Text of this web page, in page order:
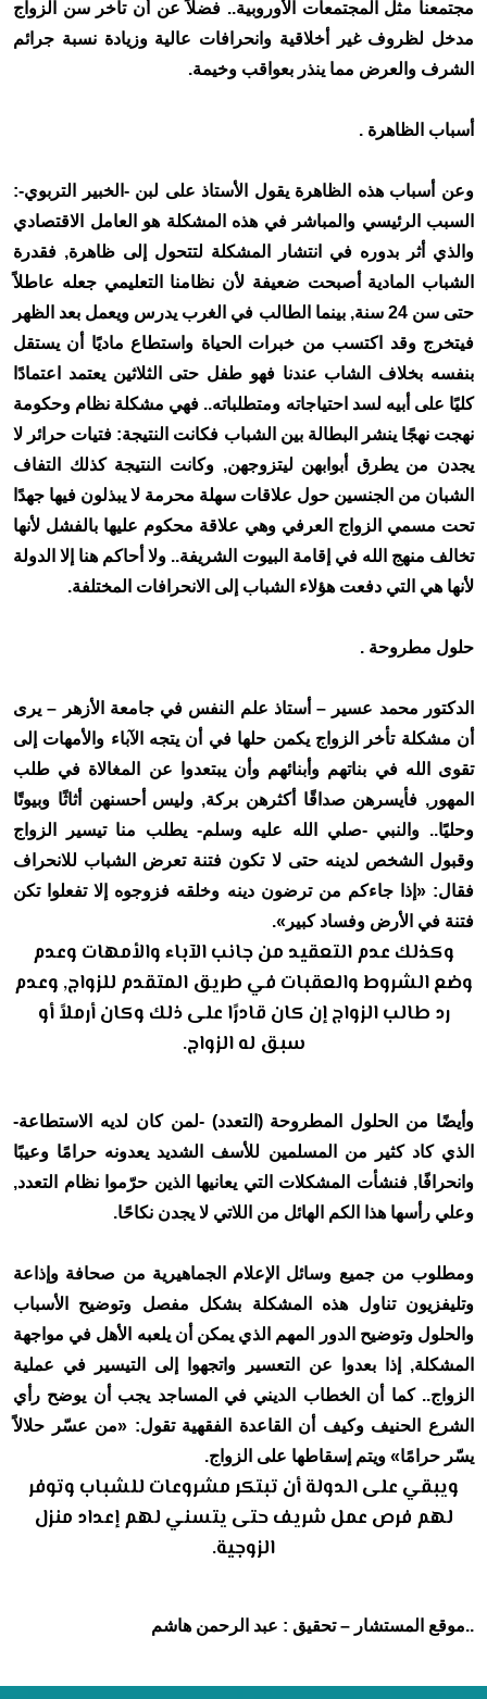
مجتمعنا مثل المجتمعات الأوروبية.. فضلاً عن أن تأخر سن الزواج
مدخل لظروف غير أخلاقية وانحرافات عالية وزيادة نسبة جرائم
الشرف والعرض مما ينذر بعواقب وخيمة.
أسباب الظاهرة .
وعن أسباب هذه الظاهرة يقول الأستاذ على لبن -الخبير التربوي-:
السبب الرئيسي والمباشر في هذه المشكلة هو العامل الاقتصادي
والذي أثر بدوره في انتشار المشكلة لتتحول إلى ظاهرة, فقدرة
الشباب المادية أصبحت ضعيفة لأن نظامنا التعليمي جعله عاطلاً
حتى سن 24 سنة, بينما الطالب في الغرب يدرس ويعمل بعد الظهر
فيتخرج وقد اكتسب من خبرات الحياة واستطاع ماديًا أن يستقل
بنفسه بخلاف الشاب عندنا فهو طفل حتى الثلاثين يعتمد اعتمادًا
كليًا على أبيه لسد احتياجاته ومتطلباته.. فهي مشكلة نظام وحكومة
نهجت نهجًا ينشر البطالة بين الشباب فكانت النتيجة: فتيات حرائر لا
يجدن من يطرق أبوابهن ليتزوجهن, وكانت النتيجة كذلك التفاف
الشبان من الجنسين حول علاقات سهلة محرمة لا يبذلون فيها جهدًا
تحت مسمي الزواج العرفي وهي علاقة محكوم عليها بالفشل لأنها
تخالف منهج الله في إقامة البيوت الشريفة.. ولا أحاكم هنا إلا الدولة
لأنها هي التي دفعت هؤلاء الشباب إلى الانحرافات المختلفة.
حلول مطروحة .
الدكتور محمد عسير – أستاذ علم النفس في جامعة الأزهر – يرى
أن مشكلة تأخر الزواج يكمن حلها في أن يتجه الآباء والأمهات إلى
تقوى الله في بناتهم وأبنائهم وأن يبتعدوا عن المغالاة في طلب
المهور, فأيسرهن صداقًا أكثرهن بركة, وليس أحسنهن أثاثًا وبيوتًا
وحليًا.. والنبي -صلي الله عليه وسلم- يطلب منا تيسير الزواج
وقبول الشخص لدينه حتى لا تكون فتنة تعرض الشباب للانحراف
فقال: «إذا جاءكم من ترضون دينه وخلقه فزوجوه إلا تفعلوا تكن
فتنة في الأرض وفساد كبير».
وكذلك عدم التعقيد من جانب الآباء والأمهات وعدم
وضع الشروط والعقبات في طريق المتقدم للزواج, وعدم
رد طالب الزواج إن كان قادرًا على ذلك وكان أرملاً أو
سبق له الزواج.
وأيضًا من الحلول المطروحة (التعدد) -لمن كان لديه الاستطاعة-
الذي كاد كثير من المسلمين للأسف الشديد يعدونه حرامًا وعيبًا
وانحرافًا, فنشأت المشكلات التي يعانيها الذين حرّموا نظام التعدد,
وعلي رأسها هذا الكم الهائل من اللاتي لا يجدن نكاحًا.
ومطلوب من جميع وسائل الإعلام الجماهيرية من صحافة وإذاعة
وتليفزيون تناول هذه المشكلة بشكل مفصل وتوضيح الأسباب
والحلول وتوضيح الدور المهم الذي يمكن أن يلعبه الأهل في مواجهة
المشكلة, إذا بعدوا عن التعسير واتجهوا إلى التيسير في عملية
الزواج.. كما أن الخطاب الديني في المساجد يجب أن يوضح رأي
الشرع الحنيف وكيف أن القاعدة الفقهية تقول: «من عسّر حلالاً
يسّر حرامًا» ويتم إسقاطها على الزواج.
ويبقي على الدولة أن تبتكر مشروعات للشباب وتوفر
لهم فرص عمل شريف حتى يتسني لهم إعداد منزل
الزوجية.
..موقع المستشار – تحقيق : عبد الرحمن هاشم